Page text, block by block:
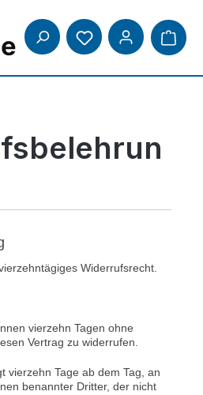
Du hast 0
Widerrufsrecht.
vierzehn Tagen ohne
Vertrag zu widerrufen.
vierzehn Tage ab dem Tag, an
benannter Dritter, der nicht